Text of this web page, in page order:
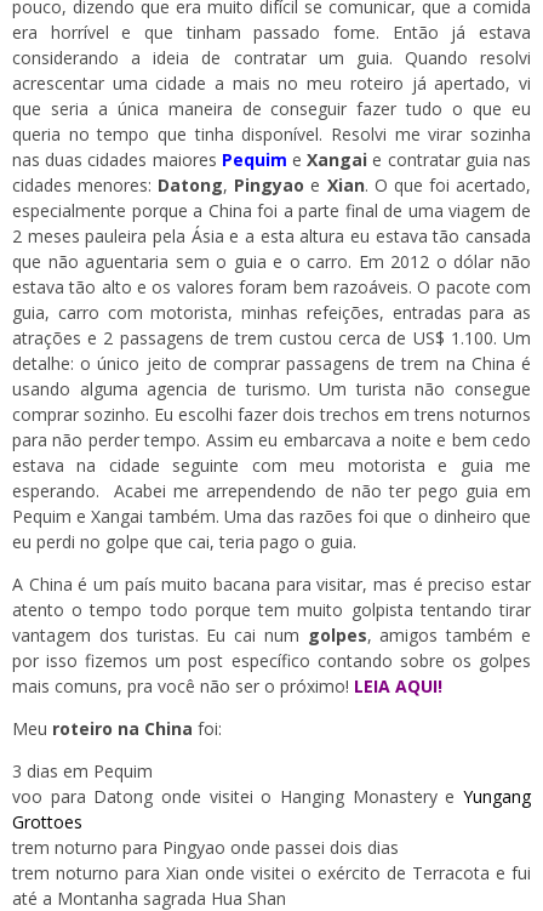
pouco, dizendo que era muito difícil se comunicar, que a comida
era horrível e que tinham passado fome. Então já estava
considerando a ideia de contratar um guia. Quando resolvi
acrescentar uma cidade a mais no meu roteiro já apertado, vi
que seria a única maneira de conseguir fazer tudo o que eu
queria no tempo que tinha disponível. Resolvi me virar sozinha
nas duas cidades maiores Pequim eXangai e contratar guia nas
cidades menores: Datong, Pingyao e Xian. O que foi acertado,
especialmente porque a China foi a parte final de uma viagem de
2 meses pauleira pela Ásia e a esta altura eu estava tão cansada
que não aguentaria sem o guia e o carro. Em 2012 o dólar não
estava tão alto e os valores foram bem razoáveis. O pacote com
guia, carro com motorista, minhas refeições, entradas para as
atrações e 2 passagens de trem custou cerca de US$ 1.100. Um
detalhe: o único jeito de comprar passagens de trem na China é
usando alguma agencia de turismo. Um turista não consegue
comprar sozinho. Eu escolhi fazer dois trechos em trens noturnos
para não perder tempo. Assim eu embarcava a noite e bem cedo
estava na cidade seguinte com meu motorista e guia me
esperando. Acabei me arrependendo de não ter pego guia em
Pequim e Xangai também. Uma das razões foi que o dinheiro que
eu perdi no golpe que cai, teria pago o guia.
A China é um país muito bacana para visitar, mas é preciso estar
atento o tempo todo porque tem muito golpista tentando tirar
vantagem dos turistas. Eu cai num golpes, amigos também e
por isso fizemos um post específico contando sobre os golpes
mais comuns, pra você não ser o próximo! LEIA AQUI!
Meu roteiro na China foi:
3 dias em Pequim
voo para Datong onde visitei o Hanging Monastery e Yungang
Grottoes
trem noturno para Pingyao onde passei dois dias
trem noturno para Xian onde visitei o exército de Terracota e fui
até a Montanha sagrada Hua Shan